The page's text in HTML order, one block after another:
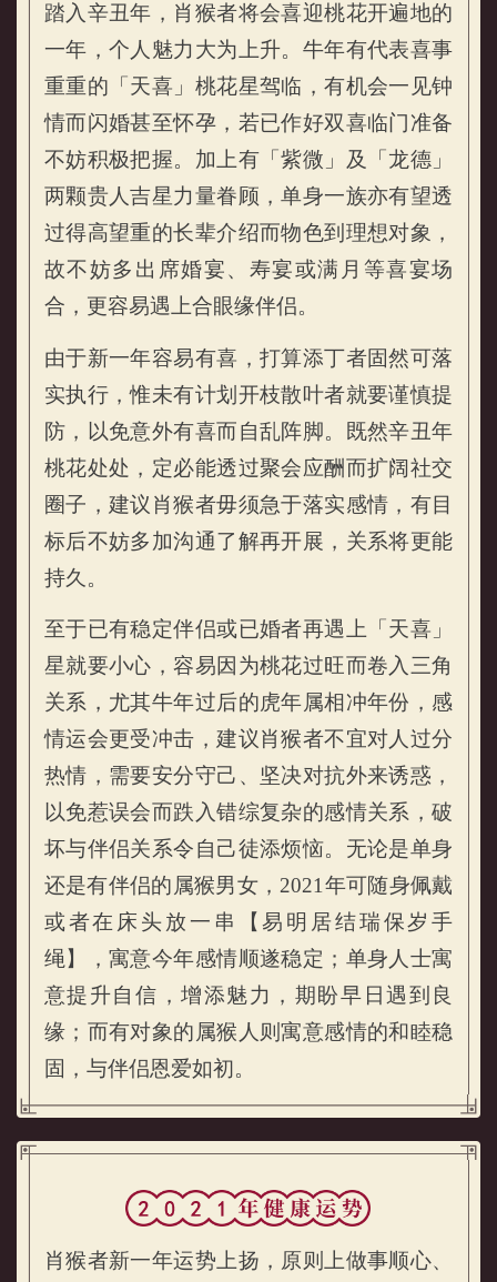
属猴的人2021年感情运势
踏入辛丑年，肖猴者将会喜迎桃花开遍地的
一年，个人魅力大为上升。牛年有代表喜事
重重的「天喜」桃花星驾临，有机会一见钟
情而闪婚甚至怀孕，若已作好双喜临门准备
不妨积极把握。加上有「紫微」及「龙德」
两颗贵人吉星力量眷顾，单身一族亦有望透
过得高望重的长辈介绍而物色到理想对象，
故不妨多出席婚宴、寿宴或满月等喜宴场
合，更容易遇上合眼缘伴侣。
由于新一年容易有喜，打算添丁者固然可落
实执行，惟未有计划开枝散叶者就要谨慎提
防，以免意外有喜而自乱阵脚。既然辛丑年
桃花处处，定必能透过聚会应酬而扩阔社交
圈子，建议肖猴者毋须急于落实感情，有目
标后不妨多加沟通了解再开展，关系将更能
持久。
至于已有稳定伴侣或已婚者再遇上「天喜」
星就要小心，容易因为桃花过旺而卷入三角
关系，尤其牛年过后的虎年属相冲年份，感
情运会更受冲击，建议肖猴者不宜对人过分
热情，需要安分守己、坚决对抗外来诱惑，
以免惹误会而跌入错综复杂的感情关系，破
坏与伴侣关系令自己徒添烦恼。无论是单身
还是有伴侣的属猴男女，2021年可随身佩戴
或者在床头放一串【易明居结瑞保岁手
绳】，寓意今年感情顺遂稳定；单身人士寓
意提升自信，增添魅力，期盼早日遇到良
缘；而有对象的属猴人则寓意感情的和睦稳
固，与伴侣恩爱如初。
肖猴者新一年运势上扬，原则上做事顺心、